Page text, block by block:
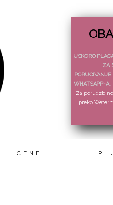
USKORO
ZA
WHATSAPP-A,
Za
preko
I CENE